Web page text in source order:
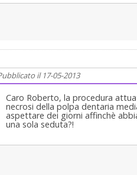
il 17-05-2013
Caro Roberto, la procedura
necrosi della polpa dentaria
aspettare dei giorni affinchè
una sola seduta?!